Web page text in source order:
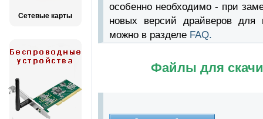
Сетевые карты
особенно необходимо - при
новых версий драйверов для
можно в разделе FAQ.
Файлы для